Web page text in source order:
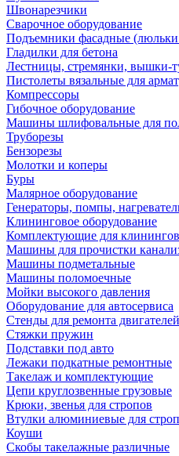
Швонарезчики
Сварочное оборудование
Подъемники фасадные (люльки
Гладилки для бетона
Лестницы, стремянки, вышки-
Пистолеты вязальные для
Компрессоры
Гибочное оборудование
Машины шлифовальные для
Труборезы
Бензорезы
Молотки и коперы
Буры
Малярное оборудование
Генераторы, помпы,
Клининговое оборудование
Комплектующие для
Машины для прочистки
Машины подметальные
Машины поломоечные
Мойки высокого давления
Оборудование для автосервиса
Стенды для ремонта двигателей
Стяжки пружин
Подставки под авто
Лежаки подкатные ремонтные
Такелаж и комплектующие
Цепи круглозвенные грузовые
Крюки, звенья для стропов
Втулки алюминиевые для строп
Коуши
Скобы такелажные различные